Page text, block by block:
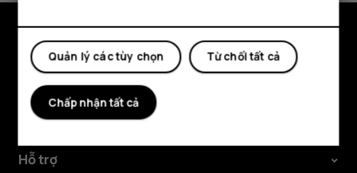
Khám phá
Giới thiệu
Planet and people
Hỗ trợ
Từ chối tất cả
Quản lý các tùy chọn
Chấp nhận tất cả